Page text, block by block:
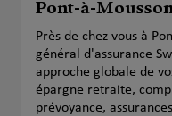
Pont-à-
Près de chez vous à
général d'assurance
approche globale de
épargne retraite,
prévoyance,